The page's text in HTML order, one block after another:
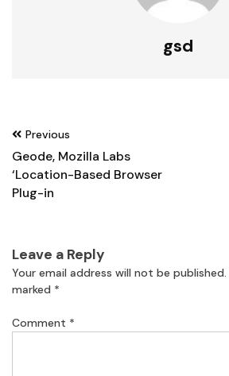
gsd
Post
navigation
Previous
Geode, Mozilla Labs
‘Location-Based Browser
Plug-in
Leave a Reply
Your email address will not be published.
marked *
Comment *